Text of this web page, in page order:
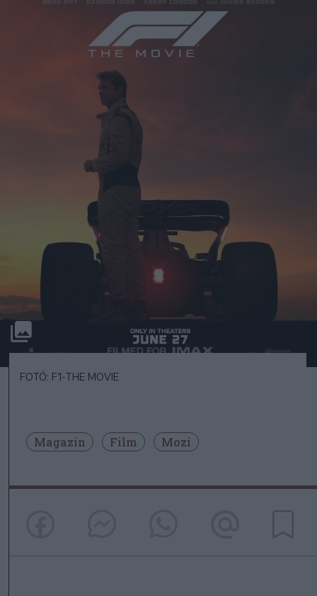
FOTÓ: F1-THE MOVIE
Magazin Film Mozi